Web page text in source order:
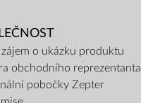
o ukázku produktu
obchodního reprezentanta
pobočky Zepter